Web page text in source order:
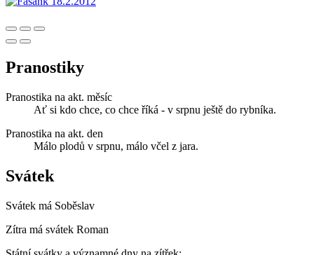
Pranostiky
Pranostika na akt. měsíc
Ať si kdo chce, co chce říká - v srpnu ještě do rybníka.
Pranostika na akt. den
Málo plodů v srpnu, málo včel z jara.
Svátek
Svátek má Soběslav
Zítra má svátek Roman